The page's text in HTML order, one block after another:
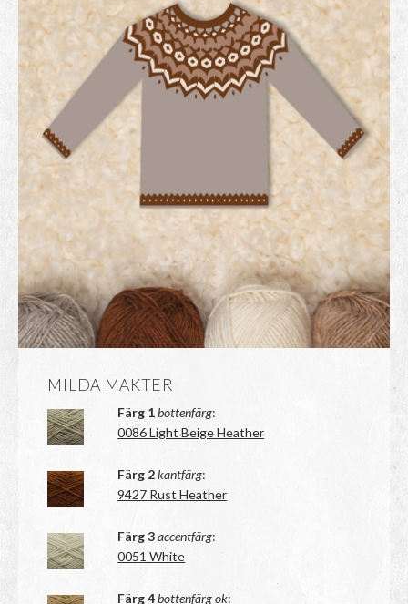
MILDA MAKTER
Färg 1bottenfärg:
0086 Light Beige Heather
Färg 2kantfärg:
9427 Rust Heather
Färg 3accentfärg:
0051 White
Färg 4bottenfärg ok: